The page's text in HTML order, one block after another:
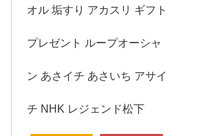
オル 垢すり アカスリ ギフト
プレゼント ループオーシャ
ン あさイチ あさいち アサイ
チ NHK レジェンド松下